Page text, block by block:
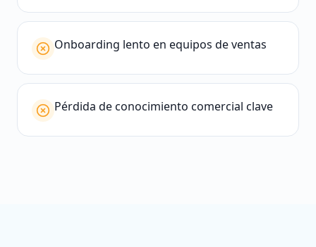
Onboarding lento en equipos de ventas
Pérdida de conocimiento comercial clave